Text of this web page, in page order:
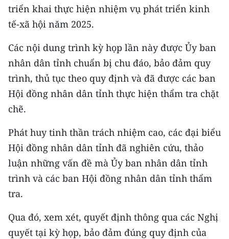
triển khai thực hiện nhiệm vụ phát triển kinh
tế-xã hội năm 2025.
Các nội dung trình kỳ họp lần này được Ủy ban
nhân dân tỉnh chuẩn bị chu đáo, bảo đảm quy
trình, thủ tục theo quy định và đã được các ban
Hội đồng nhân dân tỉnh thực hiện thẩm tra chặt
chẽ.
Phát huy tinh thần trách nhiệm cao, các đại biểu
Hội đồng nhân dân tỉnh đã nghiên cứu, thảo
luận những vấn đề mà Ủy ban nhân dân tỉnh
trình và các ban Hội đồng nhân dân tỉnh thẩm
tra.
Qua đó, xem xét, quyết định thông qua các Nghị
quyết tại kỳ họp, bảo đảm đúng quy định của